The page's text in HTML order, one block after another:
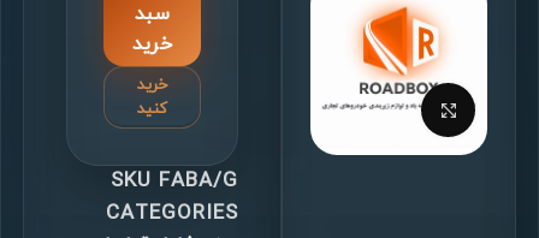
برای بزرگنمایی کلیک کنید
سبد
خرید
خرید
کنید
SKU FABA/G
CATEGORIES